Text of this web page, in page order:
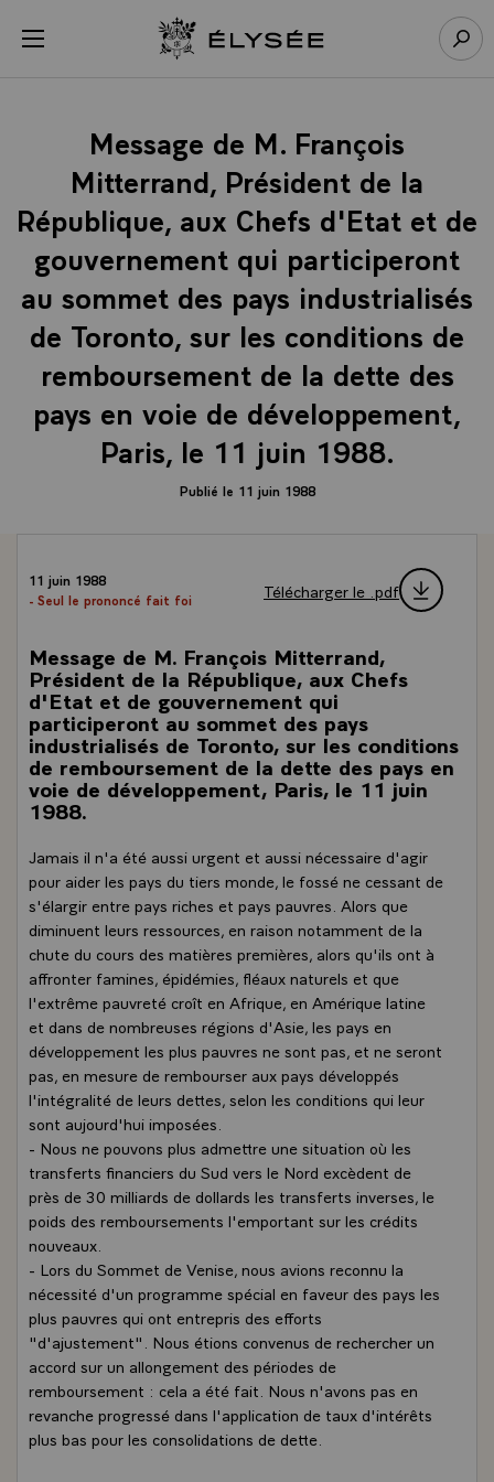
menu Retour à l’accueil Élysée
Message de M. François
Mitterrand, Président de la
République, aux Chefs d'Etat et de
gouvernement qui participeront
au sommet des pays industrialisés
de Toronto, sur les conditions de
remboursement de la dette des
pays en voie de développement,
Paris, le 11 juin 1988.
Publié le 11 juin 1988
11 juin 1988
- Seul le prononcé fait foi
Télécharger le .pdf
Message de M. François Mitterrand,
Président de la République, aux Chefs
d'Etat et de gouvernement qui
participeront au sommet des pays
industrialisés de Toronto, sur les conditions
de remboursement de la dette des pays en
voie de développement, Paris, le 11 juin
1988.
Jamais il n'a été aussi urgent et aussi nécessaire d'agir
pour aider les pays du tiers monde, le fossé ne cessant de
s'élargir entre pays riches et pays pauvres. Alors que
diminuent leurs ressources, en raison notamment de la
chute du cours des matières premières, alors qu'ils ont à
affronter famines, épidémies, fléaux naturels et que
l'extrême pauvreté croît en Afrique, en Amérique latine
et dans de nombreuses régions d'Asie, les pays en
développement les plus pauvres ne sont pas, et ne seront
pas, en mesure de rembourser aux pays développés
l'intégralité de leurs dettes, selon les conditions qui leur
sont aujourd'hui imposées.
- Nous ne pouvons plus admettre une situation où les
transferts financiers du Sud vers le Nord excèdent de
près de 30 milliards de dollards les transferts inverses, le
poids des remboursements l'emportant sur les crédits
nouveaux.
- Lors du Sommet de Venise, nous avions reconnu la
nécessité d'un programme spécial en faveur des pays les
plus pauvres qui ont entrepris des efforts
"d'ajustement". Nous étions convenus de rechercher un
accord sur un allongement des périodes de
remboursement : cela a été fait. Nous n'avons pas en
revanche progressé dans l'application de taux d'intérêts
plus bas pour les consolidations de dette.
Panneau de gestion des cookies